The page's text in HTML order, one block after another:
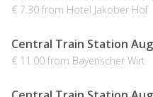
€ 7.30 from Hotel Jakober Hof
Central Train Station
€ 11.00 from Bayerischer Wirt